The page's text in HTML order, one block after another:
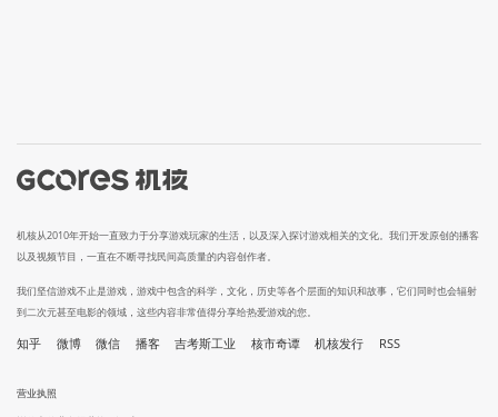
机核从2010年开始一直致力于分享游戏玩家的生活，以及深入探讨游戏相关的文化。我们开发原创的播客
以及视频节目，一直在不断寻找民间高质量的内容创作者。
我们坚信游戏不止是游戏，游戏中包含的科学，文化，历史等各个层面的知识和故事，它们同时也会辐射
到二次元甚至电影的领域，这些内容非常值得分享给热爱游戏的您。
知乎 微博 微信 播客 吉考斯工业 核市奇谭 机核发行 RSS
营业执照